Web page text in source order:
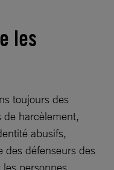
les
toujours des
de harcèlement,
abusifs,
des défenseurs des
personnes